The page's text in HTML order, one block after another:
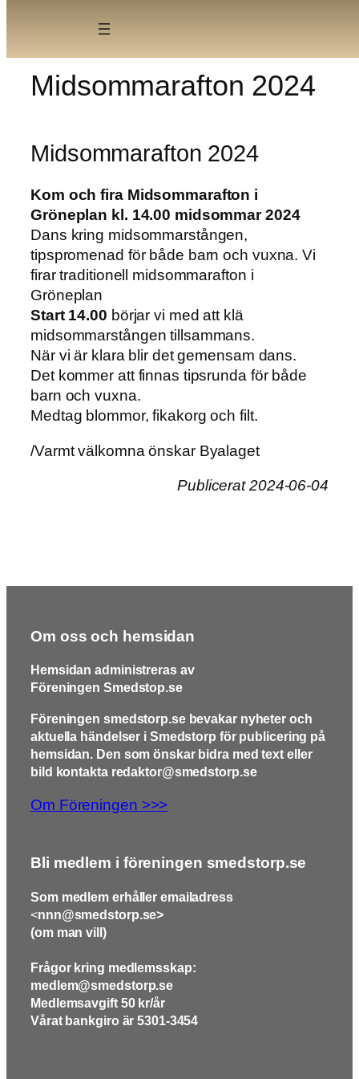
to
content
Midsommarafton 2024
Midsommarafton 2024
Kom och fira Midsommarafton i
Gröneplan kl. 14.00 midsommar 2024
Dans kring midsommarstången,
tipspromenad för både barn och vuxna. Vi
firar traditionell midsommarafton i
Gröneplan
Start 14.00 börjar vi med att klä
midsommarstången tillsammans.
När vi är klara blir det gemensam dans.
Det kommer att finnas tipsrunda för både
barn och vuxna.
Medtag blommor, fikakorg och filt.
/Varmt välkomna önskar Byalaget
Publicerat 2024-06-04
Om oss och hemsidan
Hemsidan administreras av
Föreningen Smedstop.se
Föreningen smedstorp.se bevakar nyheter och
aktuella händelser i Smedstorp för publicering på
hemsidan. Den som önskar bidra med text eller
bild kontakta redaktor@smedstorp.se
Om Föreningen >>>
Bli medlem i föreningen smedstorp.se
Som medlem erhåller emailadress
<nnn@smedstorp.se>
(om man vill)
Frågor kring medlemsskap:
medlem@smedstorp.se
Medlemsavgift 50 kr/år
Vårat bankgiro är 5301-3454